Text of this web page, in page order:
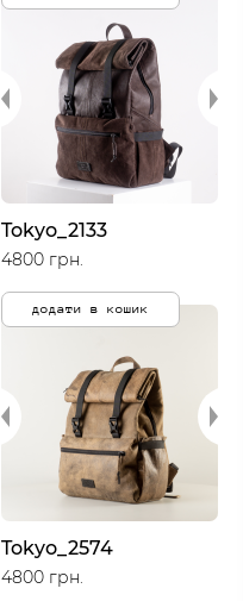
Tokyo_2133
4800 грн.
додати в кошик
Tokyo_2574
4800 грн.